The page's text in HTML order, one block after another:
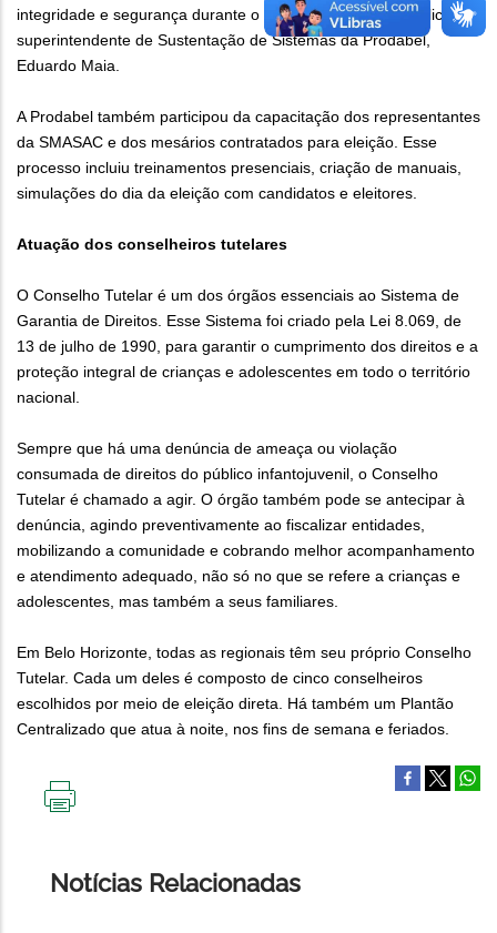
integridade e segurança durante o processo eleitoral”, explica o
superintendente de Sustentação de Sistemas da Prodabel,
Eduardo Maia.
A Prodabel também participou da capacitação dos representantes
da SMASAC e dos mesários contratados para eleição. Esse
processo incluiu treinamentos presenciais, criação de manuais,
simulações do dia da eleição com candidatos e eleitores.
Atuação dos conselheiros tutelares
O Conselho Tutelar é um dos órgãos essenciais ao Sistema de
Garantia de Direitos. Esse Sistema foi criado pela Lei 8.069, de
13 de julho de 1990, para garantir o cumprimento dos direitos e a
proteção integral de crianças e adolescentes em todo o território
nacional.
Sempre que há uma denúncia de ameaça ou violação
consumada de direitos do público infantojuvenil, o Conselho
Tutelar é chamado a agir. O órgão também pode se antecipar à
denúncia, agindo preventivamente ao fiscalizar entidades,
mobilizando a comunidade e cobrando melhor acompanhamento
e atendimento adequado, não só no que se refere a crianças e
adolescentes, mas também a seus familiares.
Em Belo Horizonte, todas as regionais têm seu próprio Conselho
Tutelar. Cada um deles é composto de cinco conselheiros
escolhidos por meio de eleição direta. Há também um Plantão
Centralizado que atua à noite, nos fins de semana e feriados.
Notícias Relacionadas